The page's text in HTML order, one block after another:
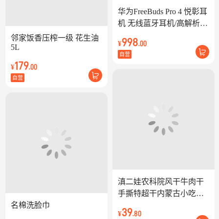
邻家饭香压榨一级 花生油
5L
¥179.00
自营
名棉洗脸巾
华为FreeBuds Pro 4 悦彰耳
机 无线蓝牙耳机/高解析无
适配Mate 70/Mate X6
¥998.00
自营
滇二娃农科院风干牛肉干
手撕特超干内蒙古小吃零
¥39.80